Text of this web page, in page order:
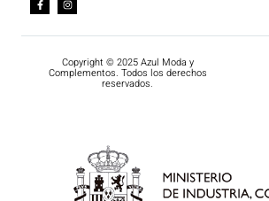
Copyright © 2025 Azul Moda y
Complementos. Todos los derechos
reservados.